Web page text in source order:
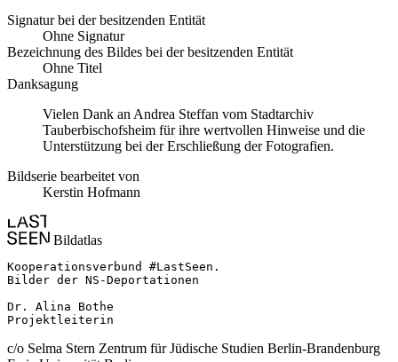
Signatur bei der besitzenden Entität
Ohne Signatur
Bezeichnung des Bildes bei der besitzenden Entität
Ohne Titel
Danksagung
Vielen Dank an Andrea Steffan vom Stadtarchiv
Tauberbischofsheim für ihre wertvollen Hinweise und die
Unterstützung bei der Erschließung der Fotografien.
Bildserie bearbeitet von
Kerstin Hofmann
Bildatlas
Kooperationsverbund #LastSeen.
Bilder der NS-Deportationen
Dr. Alina Bothe
Projektleiterin
c/o Selma Stern Zentrum für Jüdische Studien Berlin-Brandenburg